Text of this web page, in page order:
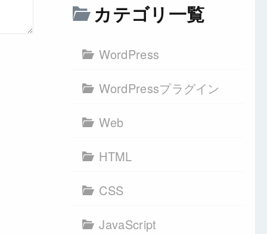
カテゴリ一覧
WordPress
WordPressプラグイン
Web
HTML
CSS
JavaScript